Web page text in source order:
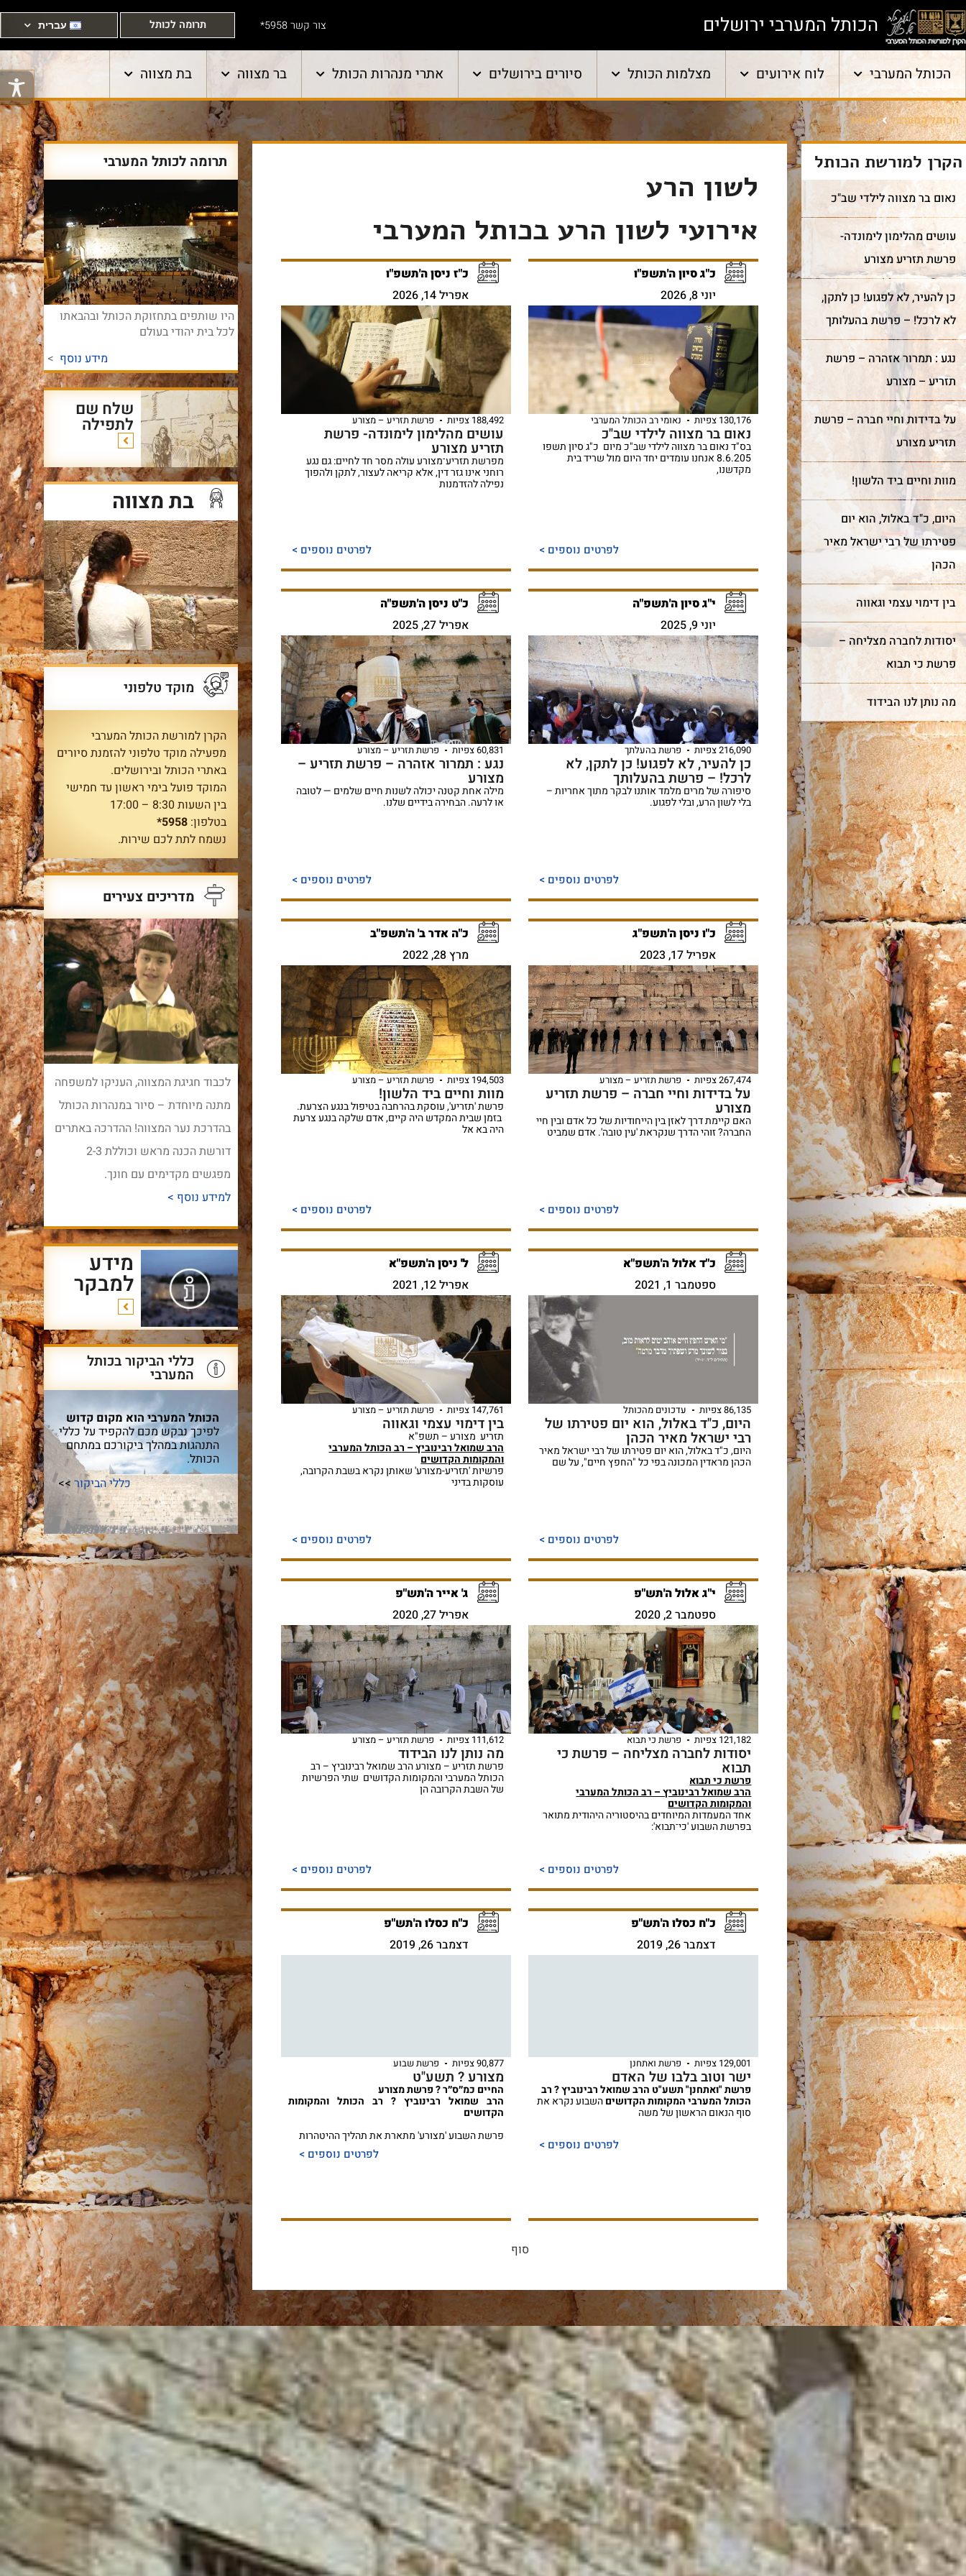
הכותל המערבי ירושלים צור קשר 5958* תרומה לכותל עברית
הכותל המערבי לוח אירועים מצלמות הכותל סיורים בירושלים אתרי מנהרות הכותל בר מצווה בת מצווה
הכותל המערבי תגיות
הקרן למורשת הכותל
נאום בר מצווה לילדי שב"כ
עושים מהלימון לימונדה-
פרשת תזריע מצורע
כן להעיר, לא לפגוע! כן לתקן,
לא לרכל! – פרשת בהעלותך
נגע : תמרור אזהרה – פרשת
תזריע – מצורע
על בדידות וחיי חברה – פרשת
תזריע מצורע
מוות וחיים ביד הלשון!
היום, כ"ד באלול, הוא יום
פטירתו של רבי ישראל מאיר
הכהן
בין דימוי עצמי וגאווה
יסודות לחברה מצליחה –
פרשת כי תבוא
מה נותן לנו הבידוד
לשון הרע
אירועי לשון הרע בכותל המערבי
כ"ג סיון ה'תשפ"ו
יוני 8, 2026
130,176 צפיות נאומי רב הכותל המערבי
נאום בר מצווה לילדי שב"כ
בס"ד נאום בר מצווה לילדי שב"כ מיום כ"ג סיון תשפו
8.6.205 אנחנו עומדים יחד היום מול שריד בית
מקדשנו,
לפרטים נוספים >
כ"ז ניסן ה'תשפ"ו
אפריל 14, 2026
188,492 צפיות פרשת תזריע – מצורע
עושים מהלימון לימונדה- פרשת
תזריע מצורע
מפרשת תזריע־מצורע עולה מסר חד לחיים: גם נגע
רוחני אינו גזר דין, אלא קריאה לעצור, לתקן ולהפוך
נפילה להזדמנות
לפרטים נוספים >
י"ג סיון ה'תשפ"ה
יוני 9, 2025
216,090 צפיות פרשת בהעלתך
כן להעיר, לא לפגוע! כן לתקן, לא
לרכל! – פרשת בהעלותך
סיפורה של מרים מלמד אותנו לבקר מתוך אחריות –
בלי לשון הרע, ובלי לפגוע.
לפרטים נוספים >
כ"ט ניסן ה'תשפ"ה
אפריל 27, 2025
60,831 צפיות פרשת תזריע – מצורע
נגע : תמרור אזהרה – פרשת תזריע –
מצורע
מילה אחת קטנה יכולה לשנות חיים שלמים — לטובה
או לרעה. הבחירה בידיים שלנו.
לפרטים נוספים >
כ"ו ניסן ה'תשפ"ג
אפריל 17, 2023
267,474 צפיות פרשת תזריע – מצורע
על בדידות וחיי חברה – פרשת תזריע
מצורע
האם קיימת דרך לאזן בין הייחודיות של כל אדם ובין חיי
החברה? זוהי הדרך שנקראת 'עין טובה'. אדם שמביט
לפרטים נוספים >
כ"ה אדר ב' ה'תשפ"ב
מרץ 28, 2022
194,503 צפיות פרשת תזריע – מצורע
מוות וחיים ביד הלשון!
פרשת 'תזריע', עוסקת בהרחבה בטיפול בנגע הצרעת.
בזמן שבית המקדש היה קיים, אדם שלקה בנגע צרעת
היה בא אל
לפרטים נוספים >
כ"ד אלול ה'תשפ"א
ספטמבר 1, 2021
86,135 צפיות עדכונים מהכותל
היום, כ"ד באלול, הוא יום פטירתו של
רבי ישראל מאיר הכהן
היום, כ"ד באלול, הוא יום פטירתו של רבי ישראל מאיר
הכהן מראדין המכונה בפי כל "החפץ חיים", על שם
לפרטים נוספים >
ל' ניסן ה'תשפ"א
אפריל 12, 2021
147,761 צפיות פרשת תזריע – מצורע
בין דימוי עצמי וגאווה
תזריע מצורע – תשפ"א
הרב שמואל רבינוביץ – רב הכותל המערבי
והמקומות הקדושים
פרשיות 'תזריע-מצורע' שאותן נקרא בשבת הקרובה,
עוסקות בדיני
לפרטים נוספים >
י"ג אלול ה'תש"פ
ספטמבר 2, 2020
121,182 צפיות פרשת כי תבוא
יסודות לחברה מצליחה – פרשת כי
תבוא
פרשת כי תבוא
הרב שמואל רבינוביץ – רב הכותל המערבי
והמקומות הקדושים
אחד המעמדות המיוחדים בהיסטוריה היהודית מתואר
בפרשת השבוע 'כי־תבוא':
לפרטים נוספים >
ג' אייר ה'תש"פ
אפריל 27, 2020
111,612 צפיות פרשת תזריע – מצורע
מה נותן לנו הבידוד
פרשת תזריע – מצורע הרב שמואל רבינוביץ – רב
הכותל המערבי והמקומות הקדושים שתי הפרשיות
של השבת הקרובה הן
לפרטים נוספים >
כ"ח כסלו ה'תש"פ
דצמבר 26, 2019
129,001 צפיות פרשת ואתחנן
ישר וטוב בלבו של האדם
פרשת "ואתחנן" תשע"ט הרב שמואל רבינוביץ ? רב
הכותל המערבי המקומות הקדושיםהשבוע נקרא את
סוף הנאום הראשון של משה
לפרטים נוספים >
כ"ח כסלו ה'תש"פ
דצמבר 26, 2019
90,877 צפיות פרשת שבוע
מצורע ? תשע"ט
החיים כמ״ס״ר ? פרשת מצורע
הרב שמואל רבינוביץ ? רב הכותל והמקומות
הקדושים
פרשת השבוע 'מצורע' מתארת את תהליך ההיטהרות
לפרטים נוספים >
סוף
תרומה לכותל המערבי
היו שותפים בתחזוקת הכותל ובהבאתו
לכל בית יהודי בעולם
מידע נוסף >
שלח שם
לתפילה
בת מצווה
מוקד טלפוני
הקרן למורשת הכותל המערבי
מפעילה מוקד טלפוני להזמנת סיורים
באתרי הכותל ובירושלים.
המוקד פועל בימי ראשון עד חמישי
בין השעות 8:30 – 17:00
בטלפון: 5958*
נשמח לתת לכם שירות.
מדריכים צעירים
לכבוד חגיגת המצווה, העניקו למשפחה
מתנה מיוחדת – סיור במנהרות הכותל
בהדרכת נער המצווה! ההדרכה באתרים
דורשת הכנה מראש וכוללת 2-3
מפגשים מקדימים עם חונך.
למידע נוסף >
מידע
למבקר
כללי הביקור בכותל
המערבי
הכותל המערבי הוא מקום קדוש
לפיכך נבקש מכם להקפיד על כללי
התנהגות במהלך ביקורכם במתחם
הכותל.
כללי הביקור>>